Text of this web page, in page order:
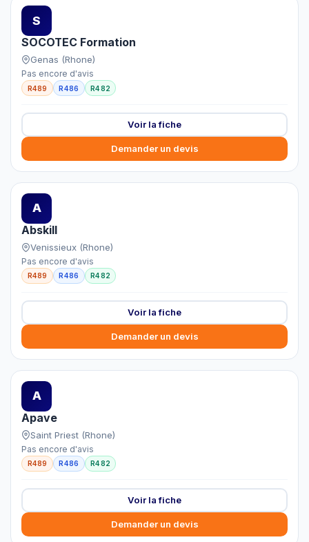
S
SOCOTEC Formation
Genas (Rhone)
Pas encore d'avis
R489 R486 R482
Voir la fiche
Demander un devis
A
Abskill
Venissieux (Rhone)
Pas encore d'avis
R489 R486 R482
Voir la fiche
Demander un devis
A
Apave
Saint Priest (Rhone)
Pas encore d'avis
R489 R486 R482
Voir la fiche
Demander un devis